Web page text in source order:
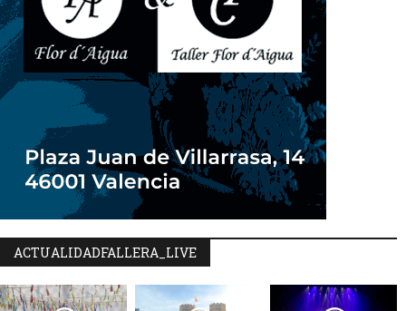
ACTUALIDADFALLERA_LIVE